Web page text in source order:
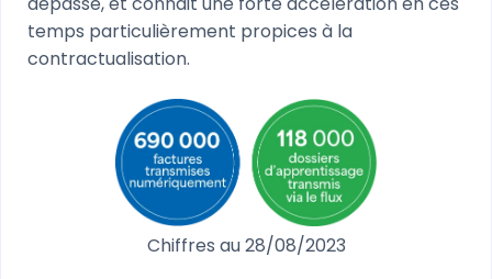
temps particulièrement propices à la
contractualisation.
Chiffres au 28/08/2023